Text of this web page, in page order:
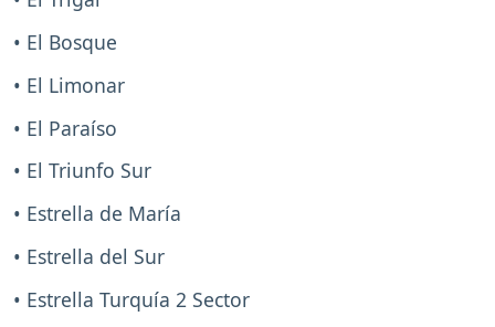
• El Bosque
• El Limonar
• El Paraíso
• El Triunfo Sur
• Estrella de María
• Estrella del Sur
• Estrella Turquía 2 Sector